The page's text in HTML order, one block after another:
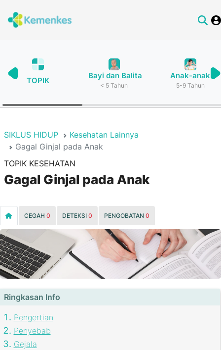
TOPIK
Bayi dan Balita
< 5 Tahun
Anak-anak
5-9 Tahun
SIKLUS HIDUP
Kesehatan Lainnya
Gagal Ginjal pada Anak
TOPIK KESEHATAN
Gagal Ginjal pada Anak
CEGAH 0 DETEKSI 0 PENGOBATAN 0
Ringkasan Info
Pengertian
Penyebab
Gejala